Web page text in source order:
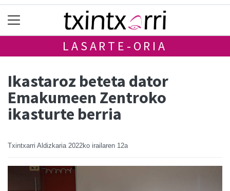
LASARTE-ORIA
Ikastaroz beteta dator
Emakumeen Zentroko
ikasturte berria
Txintxarri Aldizkaria 2022ko irailaren 12a